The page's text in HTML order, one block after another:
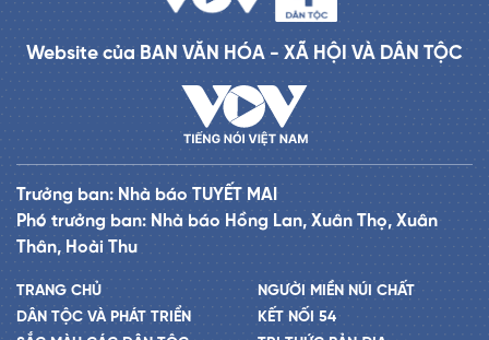
Website của BAN VĂN HÓA - XÃ HỘI VÀ DÂN TỘC
Trưởng ban: Nhà báo TUYẾT MAI
Phó trưởng ban: Nhà báo Hồng Lan, Xuân Thọ, Xuân
Thân, Hoài Thu
TRANG CHỦ
DÂN TỘC VÀ PHÁT TRIỂN
NGƯỜI MIỀN NÚI CHẤT
KẾT NỐI 54